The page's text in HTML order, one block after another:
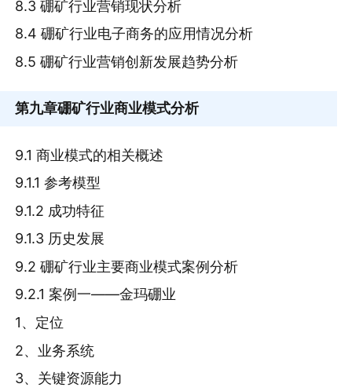
8.3 硼矿行业营销现状分析
8.4 硼矿行业电子商务的应用情况分析
8.5 硼矿行业营销创新发展趋势分析
第九章硼矿行业商业模式分析
9.1 商业模式的相关概述
9.1.1 参考模型
9.1.2 成功特征
9.1.3 历史发展
9.2 硼矿行业主要商业模式案例分析
9.2.1 案例一——金玛硼业
1、定位
2、业务系统
3、关键资源能力